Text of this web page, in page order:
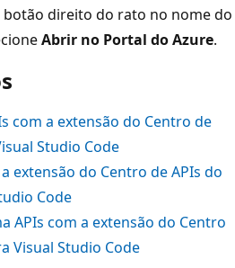
botão direito do rato no nome do
Abrir no Portal do Azure.
com a extensão do Centro de
Studio Code
extensão do Centro de APIs do
Code
APIs com a extensão do Centro
Visual Studio Code